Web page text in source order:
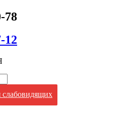
78
12
слабовидящих